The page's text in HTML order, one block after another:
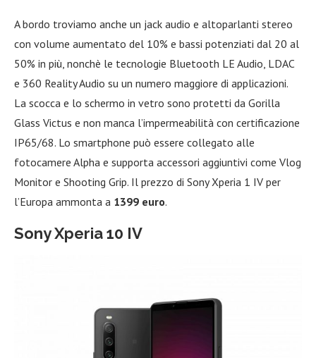
A bordo troviamo anche un jack audio e altoparlanti stereo
con volume aumentato del 10% e bassi potenziati dal 20 al
50% in più, nonchè le tecnologie Bluetooth LE Audio, LDAC
e 360 Reality Audio su un numero maggiore di applicazioni.
La scocca e lo schermo in vetro sono protetti da Gorilla
Glass Victus e non manca l’impermeabilità con certificazione
IP65/68. Lo smartphone può essere collegato alle
fotocamere Alpha e supporta accessori aggiuntivi come Vlog
Monitor e Shooting Grip. Il prezzo di Sony Xperia 1 IV per
l’Europa ammonta a 1399 euro.
Sony Xperia 10 IV